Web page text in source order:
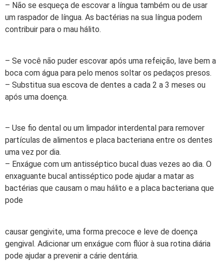
– Não se esqueça de escovar a língua também ou de usar
um raspador de língua. As bactérias na sua língua podem
contribuir para o mau hálito.
– Se você não puder escovar após uma refeição, lave bem a
boca com água para pelo menos soltar os pedaços presos.
– Substitua sua escova de dentes a cada 2 a 3 meses ou
após uma doença.
– Use fio dental ou um limpador interdental para remover
partículas de alimentos e placa bacteriana entre os dentes
uma vez por dia.
– Enxágue com um antisséptico bucal duas vezes ao dia. O
enxaguante bucal antisséptico pode ajudar a matar as
bactérias que causam o mau hálito e a placa bacteriana que
pode
causar gengivite, uma forma precoce e leve de doença
gengival. Adicionar um enxágue com flúor à sua rotina diária
pode ajudar a prevenir a cárie dentária.